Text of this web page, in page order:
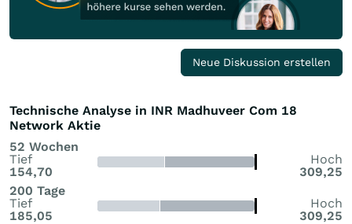
Neue Diskussion erstellen
Technische Analyse in INR Madhuveer Com 18
Network Aktie
52 Wochen
Tief
154,70
Hoch
309,25
200 Tage
Tief
185,05
Hoch
309,25